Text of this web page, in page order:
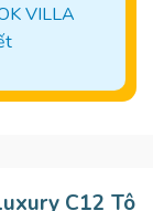
VILLA
C12 Tô